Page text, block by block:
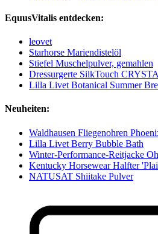
EquusVitalis entdecken:
leovet
Starhorse Mariendistelöl
Stiefel Muschelpulver, gemahlen
Dressurgerte SilkTouch
Lilla Livet Botanical Summer
Neuheiten:
Waldhausen Fliegenohren
Lilla Livet Berry Bubble Bath
Winter-Performance-Reitjacke
Kentucky Horsewear Halfter
NATUSAT Shiitake Pulver